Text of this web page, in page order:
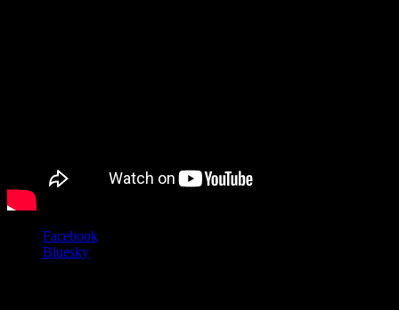
Facebook
Bluesky